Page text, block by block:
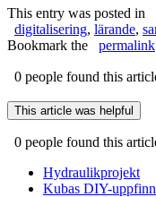
This entry was posted in
digitalisering, lärande,
Bookmark the
permalink
0 people found this
This article was helpful
0 people found this
Post
navigation
Hydraulikprojekt
Kubas DIY-